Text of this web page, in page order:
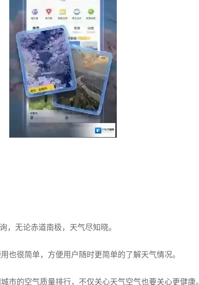
，无论赤道南极，天气尽知晓。
也很简单，方便用户随时更简单的了解天气情况。
市的空气质量排行，不仅关心天气空气也要关心更健康。